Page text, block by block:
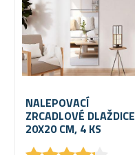
NALEPOVACÍ
ZRCADLOVÉ DLAŽDICE
20X20 CM, 4 KS